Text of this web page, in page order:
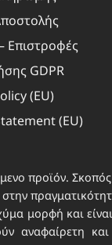
Επιστροφές
GDPR
(EU)
(EU)
προϊόν.
μορφή και
αναφαίρετη